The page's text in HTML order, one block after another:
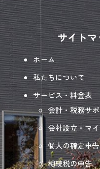
サイトマ
ホーム
私たちについて
サービス・料金表
会計・税務サ
会社設立・マ
個人の確定申告
相続税の申告